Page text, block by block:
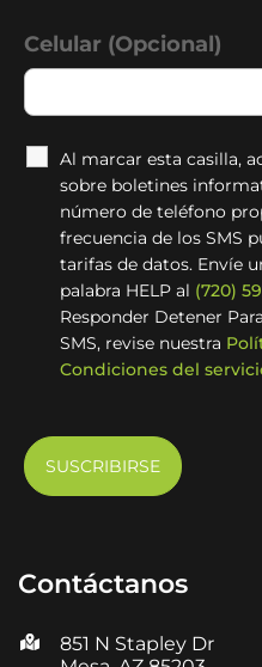
Celular (Opcional)
Al marcar esta casilla,
sobre boletines
número de teléfono
frecuencia de los SMS
tarifas de datos. Envíe
palabra HELP al (720)
Responder Detener
SMS, revise nuestra
Condiciones del
Contáctanos
851 N Stapley Dr